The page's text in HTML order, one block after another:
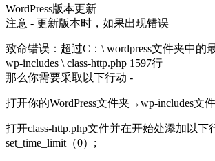
WordPress版本更新
注意 - 更新版本时，如果出现错误
致命错误：超过C：\ wordpress文件夹中的
wp-includes \ class-http.php 1597行
那么你需要采取以下行动 -
打开你的WordPress文件夹→wp-includes文
打开class-http.php文件并在开始处添加以下
set_time_limit（0）;